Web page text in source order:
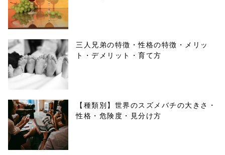
三人兄弟の特徴・性格の特徴・メリッ
ト・デメリット・育て方
【種類別】世界のスズメバチの大きさ・
性格・危険度・見分け方